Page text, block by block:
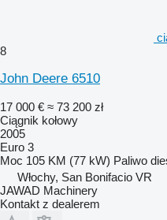
8
John Deere 6510
17 000 € ≈ 73 200 zł
Ciągnik kołowy
2005
Euro 3
Moc 105 KM (77 kW) Paliwo
Włochy, San Bonifacio VR
JAWAD Machinery
Kontakt z dealerem